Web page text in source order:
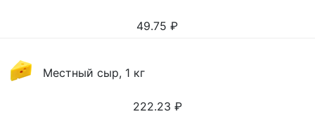
49.75 ₽
Местный сыр, 1 кг
222.23 ₽